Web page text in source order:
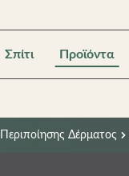
Σπίτι Προϊόντα
Δέρματος